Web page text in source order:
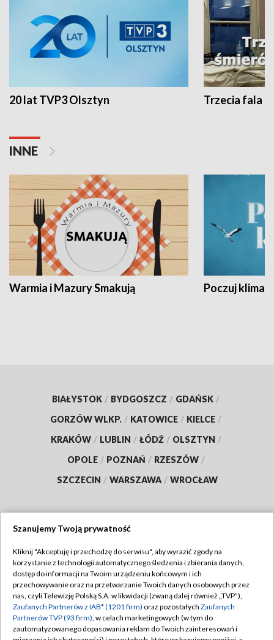
20 lat TVP3 Olsztyn Trzecia fala -
INNE
Warmia i Mazury Smakują Poczuj klimat
BIAŁYSTOK / BYDGOSZCZ / GDAŃSK /
GORZÓW WLKP. / KATOWICE / KIELCE /
KRAKÓW / LUBLIN / ŁÓDŹ / OLSZTYN /
OPOLE / POZNAŃ / RZESZÓW /
SZCZECIN / WARSZAWA / WROCŁAW
TVP
Abonament TVP
Emisja w TVP
Centrum informacji TVP
Regulamin TVP
Polityka prywatności
Moje zgody
Szanujemy Twoją prywatność
Kliknij "Akceptuję i przechodzę do serwisu", aby wyrazić zgody na
korzystanie z technologii automatycznego śledzenia i zbierania danych,
dostęp do informacji na Twoim urządzeniu końcowym i ich
przechowywanie oraz na przetwarzanie Twoich danych osobowych przez
nas, czyli Telewizję Polską S.A. w likwidacji (zwaną dalej również „TVP”),
Zaufanych Partnerów z IAB* (1201 firm) oraz pozostałych Zaufanych
Partnerów TVP (93 firm), w celach marketingowych (w tym do
zautomatyzowanego dopasowania reklam do Twoich zainteresowań i